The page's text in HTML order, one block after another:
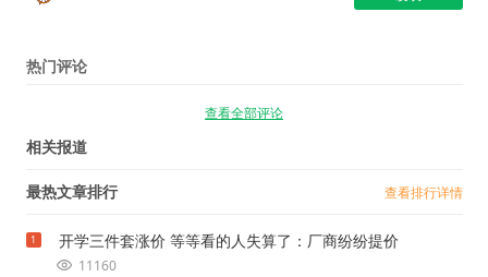
热门评论
查看全部评论
相关报道
最热文章排行 查看排行详情
1 开学三件套涨价 等等看的人失算了：厂商纷纷提价
11160